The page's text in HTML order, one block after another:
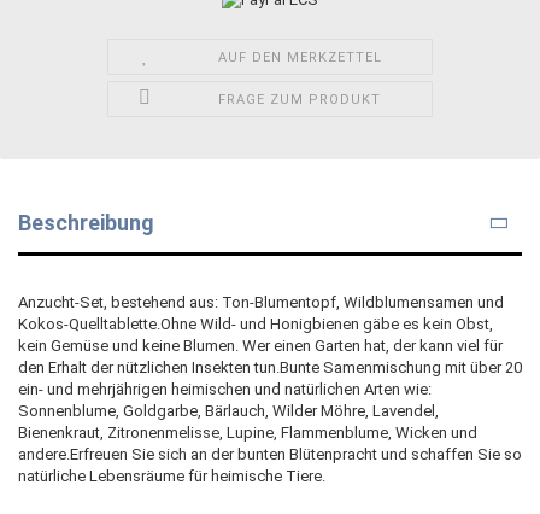
AUF DEN MERKZETTEL
FRAGE ZUM PRODUKT
Beschreibung
Anzucht-Set, bestehend aus: Ton-Blumentopf, Wildblumensamen und
Kokos-Quelltablette.Ohne Wild- und Honigbienen gäbe es kein Obst,
kein Gemüse und keine Blumen. Wer einen Garten hat, der kann viel für
den Erhalt der nützlichen Insekten tun.Bunte Samenmischung mit über 20
ein- und mehrjährigen heimischen und natürlichen Arten wie:
Sonnenblume, Goldgarbe, Bärlauch, Wilder Möhre, Lavendel,
Bienenkraut, Zitronenmelisse, Lupine, Flammenblume, Wicken und
andere.Erfreuen Sie sich an der bunten Blütenpracht und schaffen Sie so
natürliche Lebensräume für heimische Tiere.